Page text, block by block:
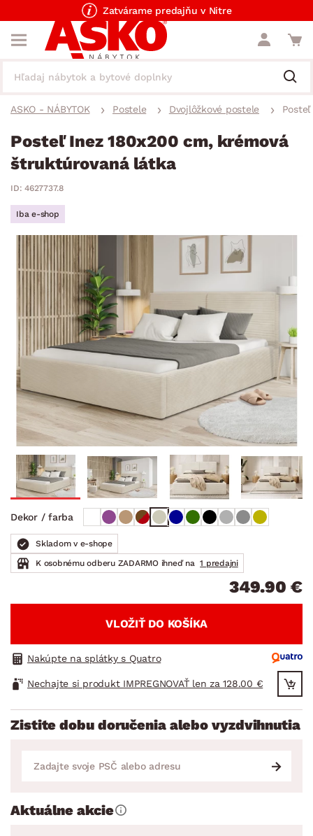
Zatvárame predajňu v Nitre
ASKO - NÁBYTOK Postele Dvojlôžkové postele
Posteľ Inez 180x200 cm, krémová
štruktúrovaná látka
ID: 4627737.8
Iba e-shop
Dekor / farba
Skladom v e-shope
K osobnému odberu ZADARMO ihneď na 1 predajni
349.90 €
VLOŽIŤ DO KOŠÍKA
Nakúpte na splátky s Quatro
Nechajte si produkt IMPREGNOVAŤ len za 128.00 €
Zistite dobu doručenia alebo vyzdvihnutia
Aktuálne akcie